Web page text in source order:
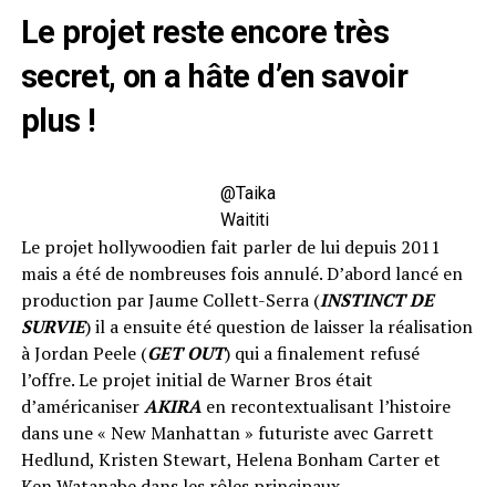
Le projet reste encore très
secret, on a hâte d’en savoir
plus !
@Taika
Waititi
Le projet hollywoodien fait parler de lui depuis 2011
mais a été de nombreuses fois annulé. D’abord lancé en
production par Jaume Collett-Serra (INSTINCT DE
SURVIE) il a ensuite été question de laisser la réalisation
à Jordan Peele (GET OUT) qui a finalement refusé
l’offre. Le projet initial de Warner Bros était
d’américaniserAKIRA en recontextualisant l’histoire
dans une « New Manhattan » futuriste avec Garrett
Hedlund, Kristen Stewart, Helena Bonham Carter et